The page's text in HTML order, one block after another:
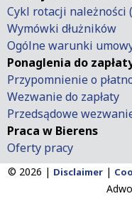
Cykl rotacji należności
Wymówki dłużników
Ogólne warunki
Ponaglenia do
Przypomnienie o
Wezwanie do zapłaty
Przedsądowe
Praca w Bierens
Oferty pracy
© 2026 | Disclaimer |